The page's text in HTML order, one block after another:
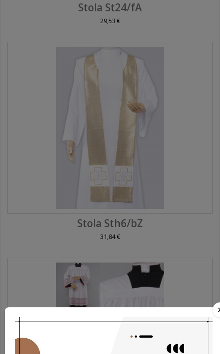
Stola St24/fA
29,53 €
Stola Sth6/bZ
31,84 €